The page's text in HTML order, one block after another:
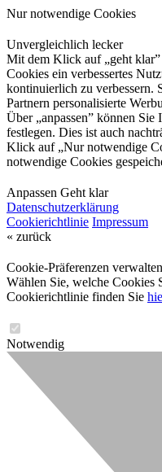
Nur notwendige Cookies
Unvergleichlich lecker
Mit dem Klick auf „geht
Cookies ein verbessertes
kontinuierlich zu verbessern.
Partnern personalisierte
Über „anpassen” können Sie
festlegen. Dies ist auch
Klick auf „Nur notwendige
notwendige Cookies
Anpassen Geht klar
Datenschutzerklärung
Cookierichtlinie Impressum
« zurück
Cookie-Präferenzen verwalten
Wählen Sie, welche Cookies
Cookierichtlinie finden Sie
Notwendig